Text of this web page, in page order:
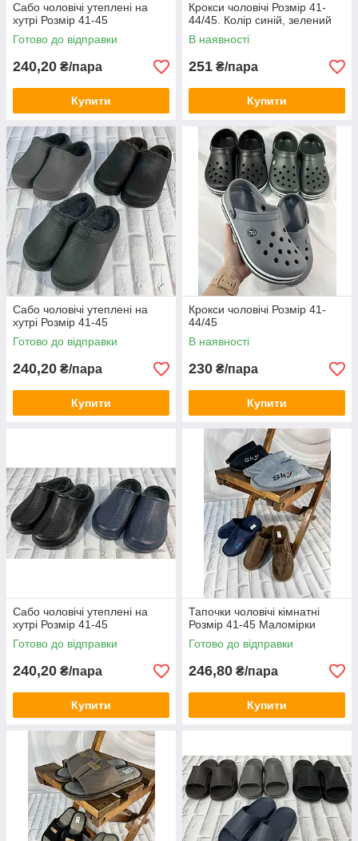
Сабо чоловічі утеплені на
хутрі Розмір 41-45
Готово до відправки
240,20 ₴/пара
Купити
Крокси чоловічі Розмір 41-
44/45. Колір синій, зелений
В наявності
251 ₴/пара
Купити
Сабо чоловічі утеплені на
хутрі Розмір 41-45
Готово до відправки
240,20 ₴/пара
Купити
Крокси чоловічі Розмір 41-
44/45
В наявності
230 ₴/пара
Купити
Сабо чоловічі утеплені на
хутрі Розмір 41-45
Готово до відправки
240,20 ₴/пара
Купити
Тапочки чоловічі кімнатні
Розмір 41-45 Маломірки
Готово до відправки
246,80 ₴/пара
Купити